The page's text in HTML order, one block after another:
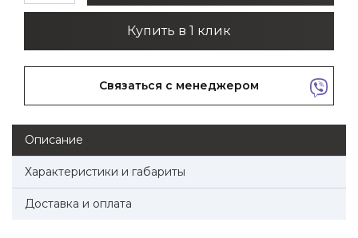
Купить в 1 клик
Связаться с менеджером
Описание
Характеристики и габариты
Доставка и оплата